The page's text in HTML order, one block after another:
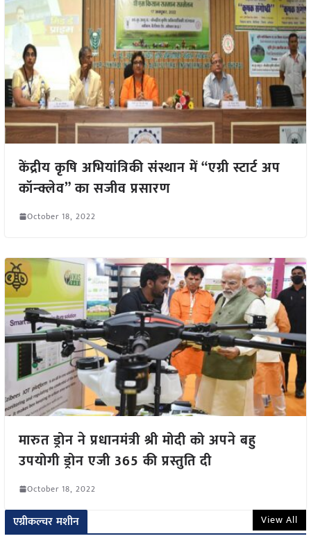
केंद्रीय कृषि अभियांत्रिकी संस्थान में “एग्री स्टार्ट अप
कॉन्क्लेव” का सजीव प्रसारण
October 18, 2022
मारुत ड्रोन ने प्रधानमंत्री श्री मोदी को अपने बहु
उपयोगी ड्रोन एजी 365 की प्रस्तुति दी
October 18, 2022
एग्रीकल्चर मशीन View All